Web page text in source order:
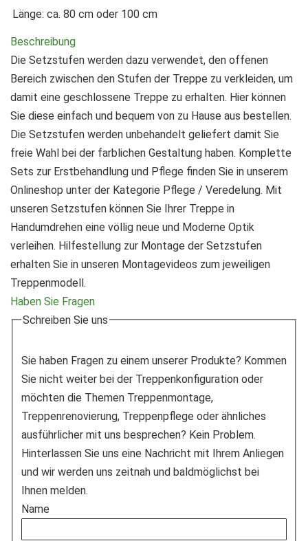
Länge: ca. 80 cm oder 100 cm
Beschreibung
Die Setzstufen werden dazu verwendet, den offenen
Bereich zwischen den Stufen der Treppe zu verkleiden, um
damit eine geschlossene Treppe zu erhalten. Hier können
Sie diese einfach und bequem von zu Hause aus bestellen.
Die Setzstufen werden unbehandelt geliefert damit Sie
freie Wahl bei der farblichen Gestaltung haben. Komplette
Sets zur Erstbehandlung und Pflege finden Sie in unserem
Onlineshop unter der Kategorie Pflege / Veredelung. Mit
unseren Setzstufen können Sie Ihrer Treppe in
Handumdrehen eine völlig neue und Moderne Optik
verleihen. Hilfestellung zur Montage der Setzstufen
erhalten Sie in unseren Montagevideos zum jeweiligen
Treppenmodell.
Haben Sie Fragen
Schreiben Sie uns
Sie haben Fragen zu einem unserer Produkte? Kommen
Sie nicht weiter bei der Treppenkonfiguration oder
möchten die Themen Treppenmontage,
Treppenrenovierung, Treppenpflege oder ähnliches
ausführlicher mit uns besprechen? Kein Problem.
Hinterlassen Sie uns eine Nachricht mit Ihrem Anliegen
und wir werden uns zeitnah und baldmöglichst bei
Ihnen melden.
Name